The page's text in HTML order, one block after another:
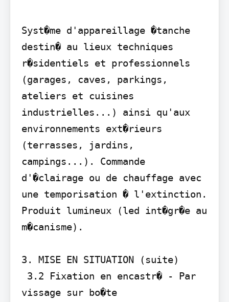
Syst�me d'appareillage �tanche
destin� au lieux techniques
r�sidentiels et professionnels
(garages, caves, parkings,
ateliers et cuisines
industrielles...) ainsi qu'aux
environnements ext�rieurs
(terrasses, jardins,
campings...). Commande
d'�clairage ou de chauffage avec
une temporisation � l'extinction.
Produit lumineux (led int�gr�e au
m�canisme).
3. MISE EN SITUATION (suite)
vissage sur bo�te